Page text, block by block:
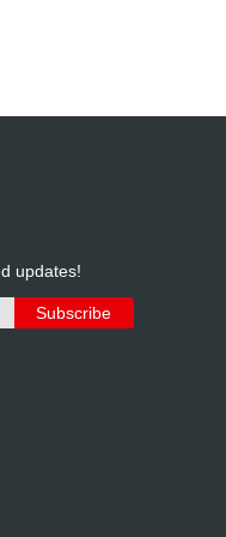
updates!